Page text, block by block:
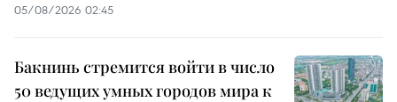
05/08/2026 02:45
Бакнинь стремится войти в число
50 ведущих умных городов мира к